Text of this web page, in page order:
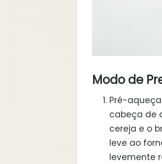
Modo de
Pré-
cabeça de
cereja e o
leve ao
levemente